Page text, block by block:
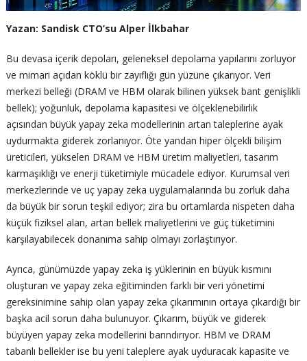
Yazan: Sandisk CTO’su Alper İlkbahar
Bu devasa içerik depoları, geleneksel depolama yapılarını zorluyor
ve mimari açıdan köklü bir zayıflığı gün yüzüne çıkarıyor. Veri
merkezi belleği (DRAM ve HBM olarak bilinen yüksek bant genişlikli
bellek); yoğunluk, depolama kapasitesi ve ölçeklenebilirlik
açısından büyük yapay zeka modellerinin artan taleplerine ayak
uydurmakta giderek zorlanıyor. Öte yandan hiper ölçekli bilişim
üreticileri, yükselen DRAM ve HBM üretim maliyetleri, tasarım
karmaşıklığı ve enerji tüketimiyle mücadele ediyor. Kurumsal veri
merkezlerinde ve uç yapay zeka uygulamalarında bu zorluk daha
da büyük bir sorun teşkil ediyor; zira bu ortamlarda nispeten daha
küçük fiziksel alan, artan bellek maliyetlerini ve güç tüketimini
karşılayabilecek donanıma sahip olmayı zorlaştırıyor.
Ayrıca, günümüzde yapay zeka iş yüklerinin en büyük kısmını
oluşturan ve yapay zeka eğitiminden farklı bir veri yönetimi
gereksinimine sahip olan yapay zeka çıkarımının ortaya çıkardığı bir
başka acil sorun daha bulunuyor. Çıkarım, büyük ve giderek
büyüyen yapay zeka modellerini barındırıyor. HBM ve DRAM
tabanlı bellekler ise bu yeni taleplere ayak uyduracak kapasite ve